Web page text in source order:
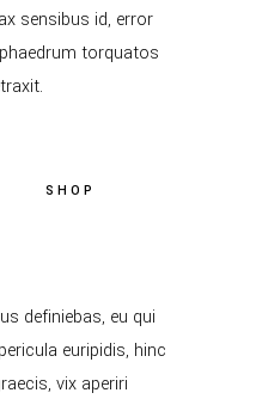
sensibus id, error
torquatos
SHOP
definiebas, eu qui
euripidis, hinc
vix aperiri